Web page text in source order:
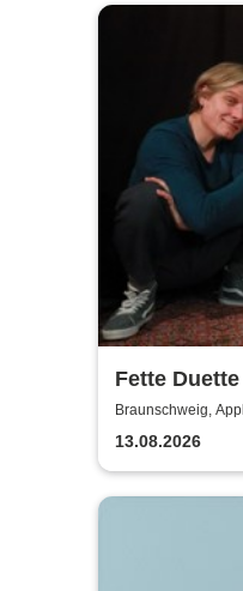
Fette
Jacobs &
Braunschweig,
13.08.2026